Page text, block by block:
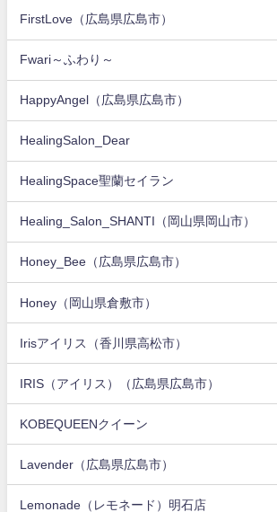
FirstLove（広島県広島市）
Fwari～ふわり～
HappyAngel（広島県広島市）
HealingSalon_Dear
HealingSpace聖蘭セイラン
Healing_Salon_SHANTI（岡山県岡山市）
Honey_Bee（広島県広島市）
Honey（岡山県倉敷市）
Irisアイリス（香川県高松市）
IRIS（アイリス）（広島県広島市）
KOBEQUEENクイーン
Lavender（広島県広島市）
Lemonade（レモネード）明石店